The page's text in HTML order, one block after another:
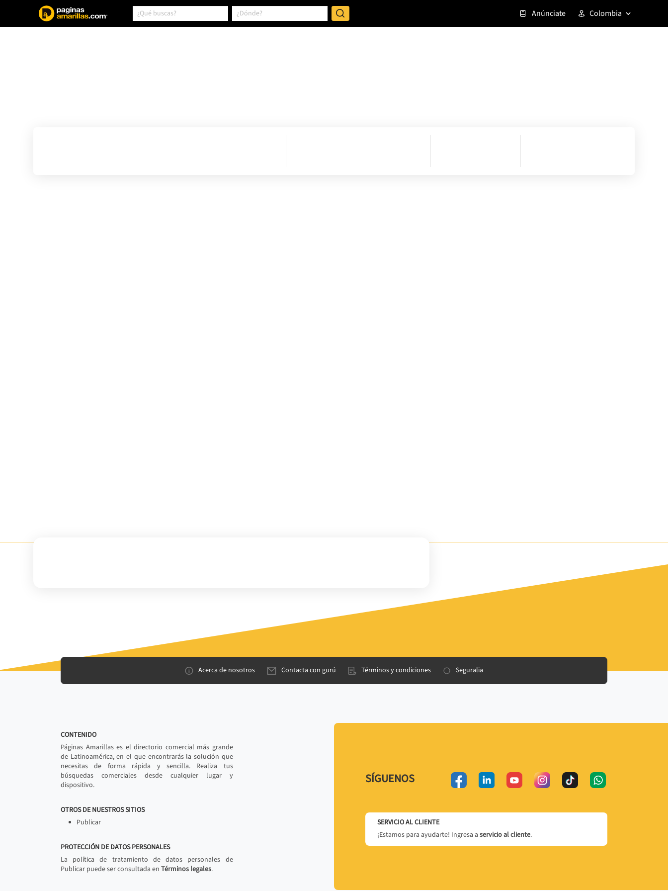
Anúnciate Colombia
Acerca de nosotros Contacta con gurú Términos y condiciones Seguralia
CONTENIDO
Páginas Amarillas es el directorio comercial más grande
de Latinoamérica, en el que encontrarás la solución que
necesitas de forma rápida y sencilla. Realiza tus
búsquedas comerciales desde cualquier lugar y
dispositivo.
OTROS DE NUESTROS SITIOS
Publicar
PROTECCIÓN DE DATOS PERSONALES
La política de tratamiento de datos personales de
Publicar puede ser consultada en Términos legales.
SÍGUENOS
SERVICIO AL CLIENTE
¡Estamos para ayudarte! Ingresa a servicio al cliente.